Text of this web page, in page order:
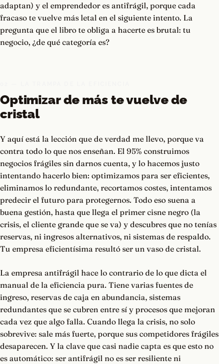
adaptan) y el emprendedor es antifrágil, porque cada
fracaso te vuelve más letal en el siguiente intento. La
pregunta que el libro te obliga a hacerte es brutal: tu
negocio, ¿de qué categoría es?
Optimizar de más te vuelve de
cristal
Y aquí está la lección que de verdad me llevo, porque va
contra todo lo que nos enseñan. El 95% construimos
negocios frágiles sin darnos cuenta, y lo hacemos justo
intentando hacerlo bien: optimizamos para ser eficientes,
eliminamos lo redundante, recortamos costes, intentamos
predecir el futuro para protegernos. Todo eso suena a
buena gestión, hasta que llega el primer cisne negro (la
crisis, el cliente grande que se va) y descubres que no tenías
reservas, ni ingresos alternativos, ni sistemas de respaldo.
Tu empresa eficientísima resultó ser un vaso de cristal.
La empresa antifrágil hace lo contrario de lo que dicta el
manual de la eficiencia pura. Tiene varias fuentes de
ingreso, reservas de caja en abundancia, sistemas
redundantes que se cubren entre sí y procesos que mejoran
cada vez que algo falla. Cuando llega la crisis, no solo
sobrevive: sale más fuerte, porque sus competidores frágiles
desaparecen. Y la clave que casi nadie capta es que esto no
es automático: ser antifrágil no es ser resiliente ni